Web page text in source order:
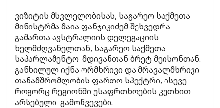
ვიზიტის მსვლელობისას, საგარეო საქმეთა
მინისტრმა მაია ფანჯიკიძემ შეხვედრა
გამართა ავსტრალიის დელეგაციის
ხელმძღვანელთან, საგარეო საქმეთა
საპარლამენტო მდივანთან ბრეტ მეისონთან.
განხილულ იქნა ორმხრივი და მრავალმხრივი
თანამშრომლობის ფართო სპექტრი, ისევე
როგორც რეგიონში უსაფრთხოების კუთხით
არსებული გამოწვევები.